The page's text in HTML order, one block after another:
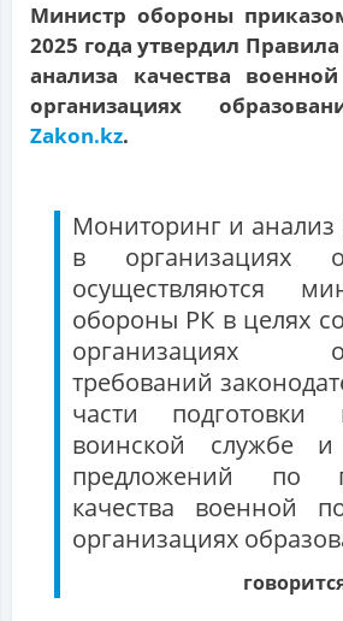
Министр обороны
2025 года утвердил
анализа качества
организациях
Zakon.kz.
Мониторинг и анализ
в организациях
осуществляются
обороны РК в целях
организациях
требований
части подготовки
воинской службе и
предложений по
качества военной
организациях